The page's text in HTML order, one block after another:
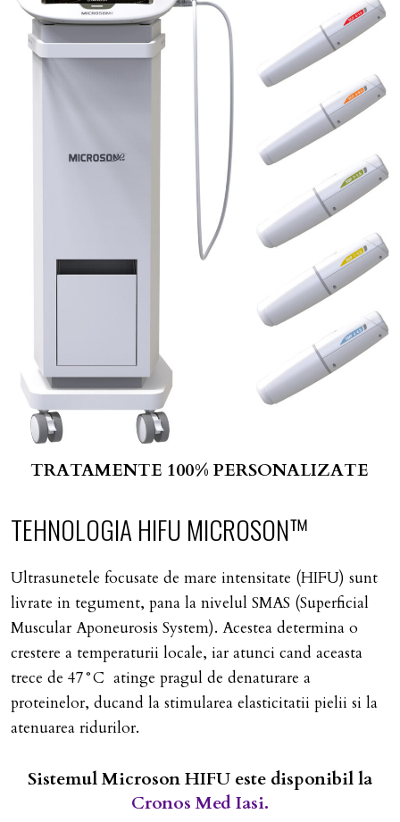
TRATAMENTE 100% PERSONALIZATE
TEHNOLOGIA HIFU MICROSON™
Ultrasunetele focusate de mare intensitate (HIFU) sunt
livrate in tegument, pana la nivelul SMAS (Superficial
Muscular Aponeurosis System). Acestea determina o
crestere a temperaturii locale, iar atunci cand aceasta
trece de 47°C atinge pragul de denaturare a
proteinelor, ducand la stimularea elasticitatii pielii si la
atenuarea ridurilor.
Sistemul Microson HIFU este disponibil la
Cronos Med Iasi.